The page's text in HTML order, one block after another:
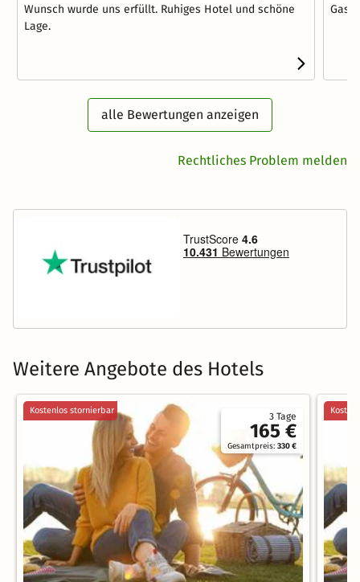
Wunsch wurde uns erfüllt. Ruhiges Hotel und schöne
Lage.
alle Bewertungen anzeigen
Rechtliches Problem melden
Weitere Angebote des Hotels
3 Tage
165 €
Gesamtpreis:330 €
Kostenlos stornierbar